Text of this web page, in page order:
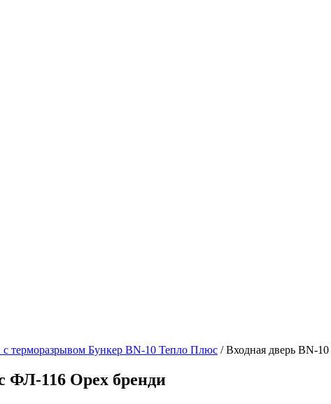
с терморазрывом Бункер BN-10 Тепло Плюс / Входная дверь BN-
ФЛ-116 Орех бренди